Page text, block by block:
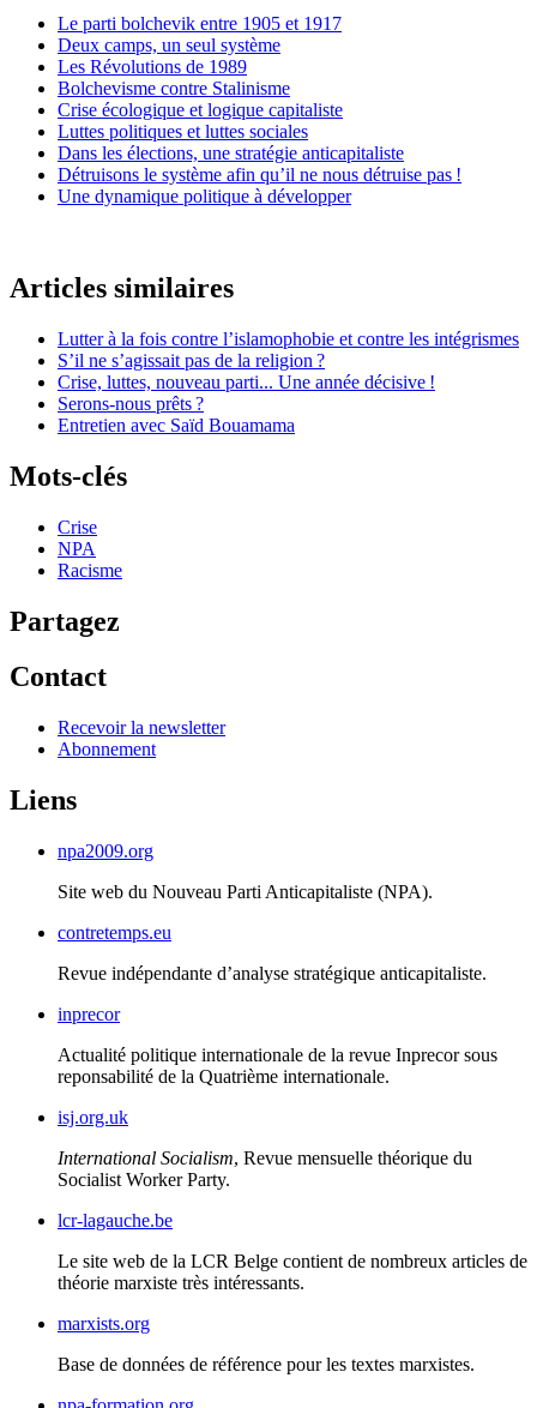
Le parti bolchevik entre 1905 et 1917
Deux camps, un seul système
Les Révolutions de 1989
Bolchevisme contre Stalinisme
Crise écologique et logique capitaliste
Luttes politiques et luttes sociales
Dans les élections, une stratégie anticapitaliste
Détruisons le système afin qu’il ne nous détruise pas !
Une dynamique politique à développer
Articles similaires
Lutter à la fois contre l’islamophobie et contre les intégrismes
S’il ne s’agissait pas de la religion ?
Crise, luttes, nouveau parti... Une année décisive !
Serons-nous prêts?
Entretien avec Saïd Bouamama
Mots-clés
Crise
NPA
Racisme
Partagez
Contact
Recevoir la newsletter
Abonnement
Liens
npa2009.org
Site web du Nouveau Parti Anticapitaliste (NPA).
contretemps.eu
Revue indépendante d’analyse stratégique anticapitaliste.
inprecor
Actualité politique internationale de la revue Inprecor sous
reponsabilité de la Quatrième internationale.
isj.org.uk
International Socialism, Revue mensuelle théorique du
Socialist Worker Party.
lcr-lagauche.be
Le site web de la LCR Belge contient de nombreux articles de
théorie marxiste très intéressants.
marxists.org
Base de données de référence pour les textes marxistes.